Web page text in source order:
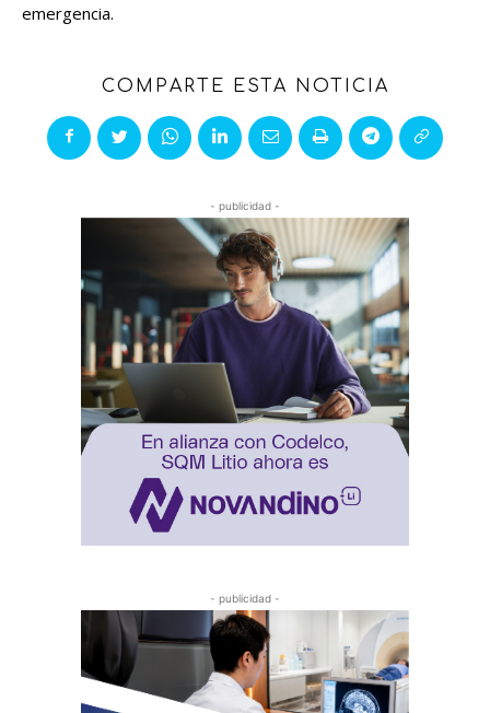
emergencia.
COMPARTE ESTA NOTICIA
- publicidad -
- publicidad -